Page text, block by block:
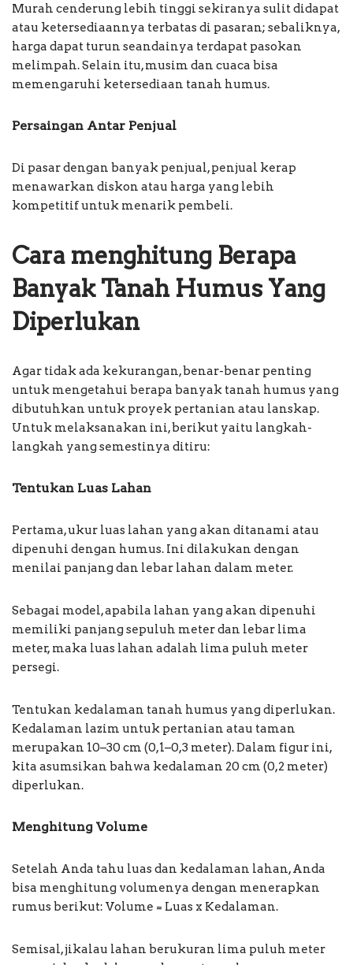
Murah cenderung lebih tinggi sekiranya sulit didapat
atau ketersediaannya terbatas di pasaran; sebaliknya,
harga dapat turun seandainya terdapat pasokan
melimpah. Selain itu, musim dan cuaca bisa
memengaruhi ketersediaan tanah humus.
Persaingan Antar Penjual
Di pasar dengan banyak penjual, penjual kerap
menawarkan diskon atau harga yang lebih
kompetitif untuk menarik pembeli.
Cara menghitung Berapa
Banyak Tanah Humus Yang
Diperlukan
Agar tidak ada kekurangan, benar-benar penting
untuk mengetahui berapa banyak tanah humus yang
dibutuhkan untuk proyek pertanian atau lanskap.
Untuk melaksanakan ini, berikut yaitu langkah-
langkah yang semestinya ditiru:
Tentukan Luas Lahan
Pertama, ukur luas lahan yang akan ditanami atau
dipenuhi dengan humus. Ini dilakukan dengan
menilai panjang dan lebar lahan dalam meter.
Sebagai model, apabila lahan yang akan dipenuhi
memiliki panjang sepuluh meter dan lebar lima
meter, maka luas lahan adalah lima puluh meter
persegi.
Tentukan kedalaman tanah humus yang diperlukan.
Kedalaman lazim untuk pertanian atau taman
merupakan 10–30 cm (0,1–0,3 meter). Dalam figur ini,
kita asumsikan bahwa kedalaman 20 cm (0,2 meter)
diperlukan.
Menghitung Volume
Setelah Anda tahu luas dan kedalaman lahan, Anda
bisa menghitung volumenya dengan menerapkan
rumus berikut: Volume = Luas x Kedalaman.
Semisal, jikalau lahan berukuran lima puluh meter